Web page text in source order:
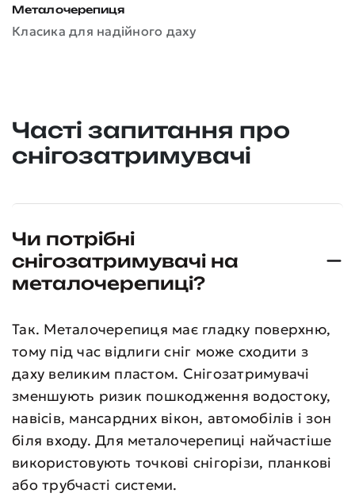
Металочерепиця
Класика для надійного даху
Часті запитання про
снігозатримувачі
Чи потрібні
снігозатримувачі на
металочерепиці?
Так. Металочерепиця має гладку поверхню,
тому під час відлиги сніг може сходити з
даху великим пластом. Снігозатримувачі
зменшують ризик пошкодження водостоку,
навісів, мансардних вікон, автомобілів і зон
біля входу. Для металочерепиці найчастіше
використовують точкові снігорізи, планкові
або трубчасті системи.